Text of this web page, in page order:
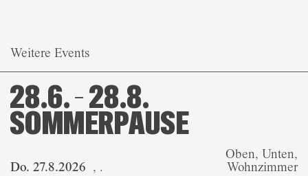
Weitere Events
Do. 27.8.2026 , .
28.6. – 28.8.
SOMMERPAUSE
Oben, Unten,
Wohnzimmer